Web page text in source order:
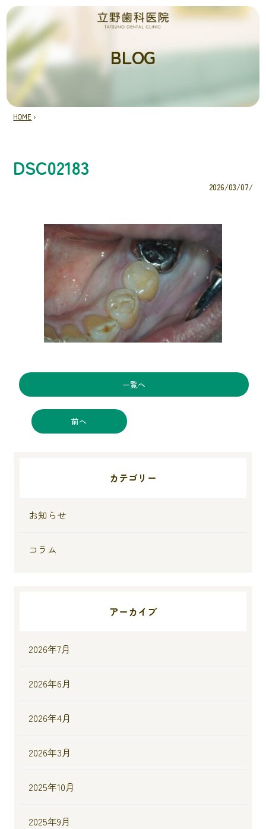
BLOG
HOME ›
DSC02183
2026/03/07/
前へ
一覧へ
カテゴリー
お知らせ
コラム
アーカイブ
2026年7月
2026年6月
2026年4月
2026年3月
2025年10月
2025年9月